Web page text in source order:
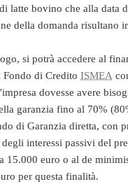
latte bovino che alla data
della domanda risultano
si potrà accedere al
Fondo di Credito ISMEA
dovesse avere
garanzia fino al 70%
di Garanzia diretta, con
interessi passivi del
15.000 euro o al de
per questa finalità.